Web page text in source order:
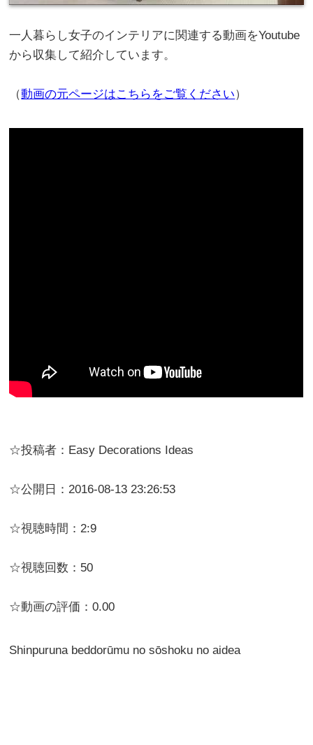
一人暮らし女子のインテリアに関連する動画をYoutube
から収集して紹介しています。
（動画の元ページはこちらをご覧ください）
☆投稿者：Easy Decorations Ideas
☆公開日：2016-08-13 23:26:53
☆視聴時間：2:9
☆視聴回数：50
☆動画の評価：0.00
Shinpuruna beddorūmu no sōshoku no aidea